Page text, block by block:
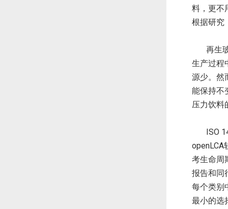
料，更不
根据研究
再生
生产过程
源少。然
能保持不
压力饮料
ISO
openLCA
考生命周
报告和同
每个类别
最小的选